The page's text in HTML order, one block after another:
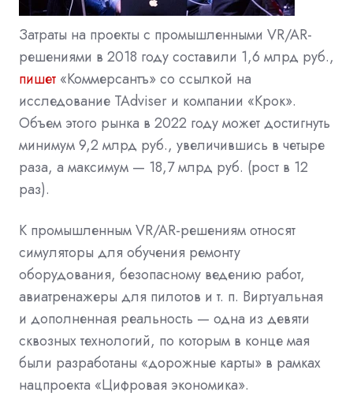
Затраты на проекты с промышленными VR/AR-
решениями в 2018 году составили 1,6 млрд руб.,
пишет «Коммерсантъ» со ссылкой на
исследование TAdviser и компании «Крок».
Объем этого рынка в 2022 году может достигнуть
минимум 9,2 млрд руб., увеличившись в четыре
раза, а максимум — 18,7 млрд руб. (рост в 12
раз).
К промышленным VR/AR-решениям относят
симуляторы для обучения ремонту
оборудования, безопасному ведению работ,
авиатренажеры для пилотов и т. п. Виртуальная
и дополненная реальность — одна из девяти
сквозных технологий, по которым в конце мая
были разработаны «дорожные карты» в рамках
нацпроекта «Цифровая экономика».